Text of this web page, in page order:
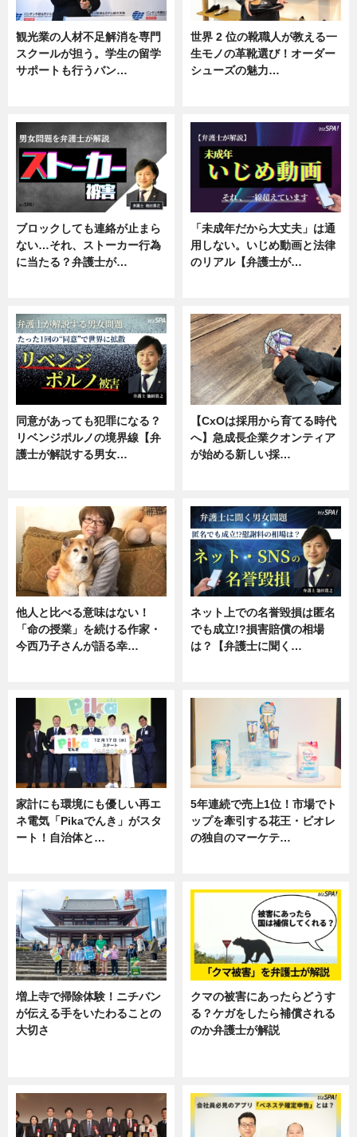
観光業の人材不足解消を専門
スクールが担う。学生の留学
サポートも行うバン…
世界 2 位の靴職人が教える一
生モノの革靴選び！オーダー
シューズの魅力…
ブロックしても連絡が止まら
ない…それ、ストーカー行為
に当たる？弁護士が…
「未成年だから大丈夫」は通
用しない。いじめ動画と法律
のリアル【弁護士が…
同意があっても犯罪になる？
リベンジポルノの境界線【弁
護士が解説する男女…
【CxOは採用から育てる時代
へ】急成長企業クオンティア
が始める新しい採…
他人と比べる意味はない！
「命の授業」を続ける作家・
今西乃子さんが語る幸…
ネット上での名誉毀損は匿名
でも成立!?損害賠償の相場
は？【弁護士に聞く…
家計にも環境にも優しい再エ
ネ電気「Pikaでんき」がスタ
ート！自治体と…
5年連続で売上1位！市場でト
ップを牽引する花王・ビオレ
の独自のマーケテ…
増上寺で掃除体験！ニチバン
が伝える手をいたわることの
大切さ
クマの被害にあったらどうす
る？ケガをしたら補償される
のか弁護士が解説